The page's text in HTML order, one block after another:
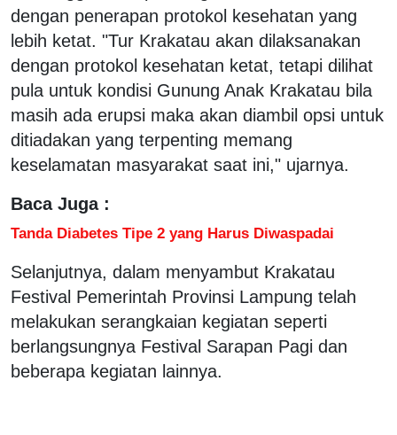
dengan penerapan protokol kesehatan yang
lebih ketat. "Tur Krakatau akan dilaksanakan
dengan protokol kesehatan ketat, tetapi dilihat
pula untuk kondisi Gunung Anak Krakatau bila
masih ada erupsi maka akan diambil opsi untuk
ditiadakan yang terpenting memang
keselamatan masyarakat saat ini," ujarnya.
Baca Juga :
Tanda Diabetes Tipe 2 yang Harus Diwaspadai
Selanjutnya, dalam menyambut Krakatau
Festival Pemerintah Provinsi Lampung telah
melakukan serangkaian kegiatan seperti
berlangsungnya Festival Sarapan Pagi dan
beberapa kegiatan lainnya.